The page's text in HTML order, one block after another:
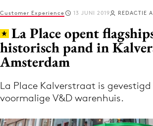
Log in
Volg het laatste nieuws via
Nieuws app
Customer Experience 13 JUNI 2019 REDACTIE
La Place opent
historisch pand in
Amsterdam
La Place Kalverstraat is
voormalige V&D warenhuis.